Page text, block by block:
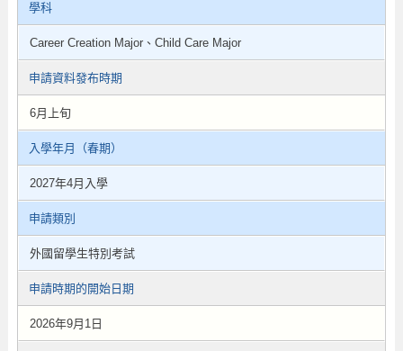
學科
Career Creation Major、Child Care Major
申請資料發布時期
6月上旬
入學年月（春期）
2027年4月入學
申請類別
外國留學生特別考試
申請時期的開始日期
2026年9月1日